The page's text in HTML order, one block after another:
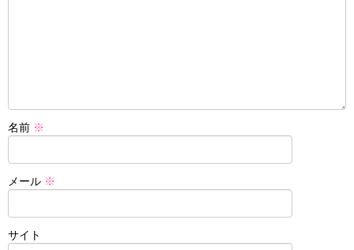
名前 ※
メール ※
サイト